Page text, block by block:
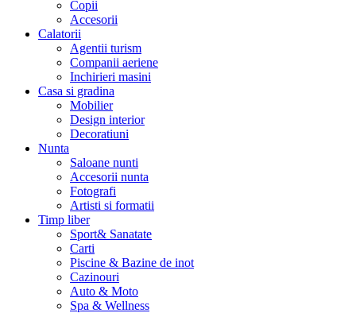
Copii
Accesorii
Calatorii
Agentii turism
Companii aeriene
Inchirieri masini
Casa si gradina
Mobilier
Design interior
Decoratiuni
Nunta
Saloane nunti
Accesorii nunta
Fotografi
Artisti si formatii
Timp liber
Sport& Sanatate
Carti
Piscine & Bazine de inot
Cazinouri
Auto & Moto
Spa & Wellness